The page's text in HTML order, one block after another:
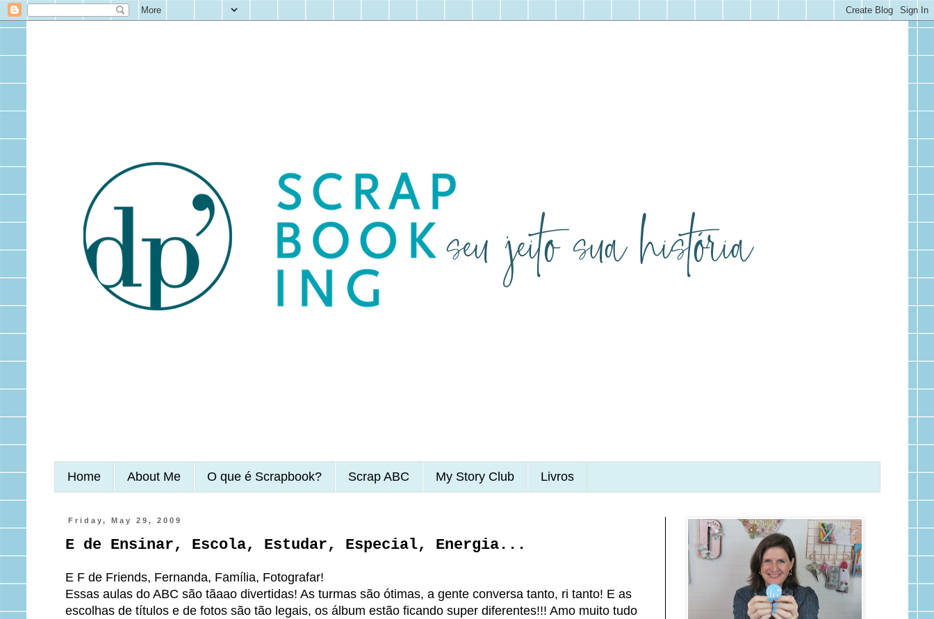
Home About Me O que é Scrapbook? Scrap ABC My Story Club Livros
Friday, May 29, 2009
E de Ensinar, Escola, Estudar, Especial, Energia...
E F de Friends, Fernanda, Família, Fotografar!
Essas aulas do ABC são tãaao divertidas! As turmas são ótimas, a gente conversa tanto, ri tanto! E as
escolhas de títulos e de fotos são tão legais, os álbum estão ficando super diferentes!!! Amo muito tudo